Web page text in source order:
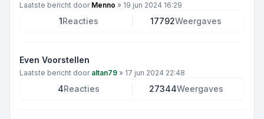
Laatste bericht door Menno » 19 jun 2024 16:29
1Reacties 17792Weergaves
Even Voorstellen
Laatste bericht door altan79 » 17 jun 2024 22:48
4Reacties 27344Weergaves